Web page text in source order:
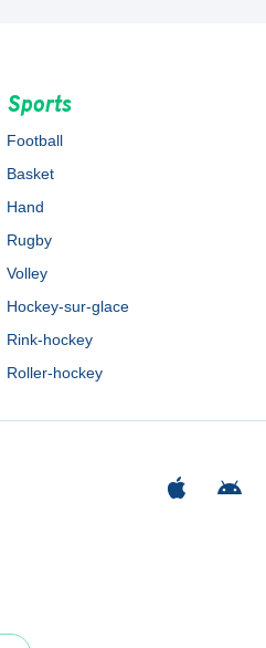
Sports
Football
Basket
Hand
Rugby
Volley
Hockey-sur-glace
Rink-hockey
Roller-hockey